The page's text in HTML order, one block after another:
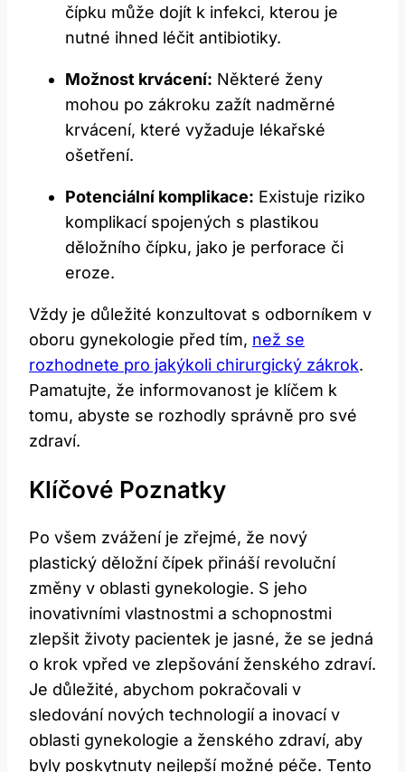
čípku může dojít k infekci, kterou je
nutné ihned léčit antibiotiky.
Možnost krvácení: Některé ženy
mohou po zákroku zažít nadměrné
krvácení, které vyžaduje lékařské
ošetření.
Potenciální komplikace: Existuje riziko
komplikací spojených s plastikou
děložního čípku, jako je perforace či
eroze.
Vždy je důležité konzultovat s odborníkem v
oboru gynekologie před tím, než se
rozhodnete pro jakýkoli chirurgický zákrok.
Pamatujte, že informovanost je klíčem k
tomu, abyste se rozhodly správně pro své
zdraví.
Klíčové Poznatky
Po všem zvážení je zřejmé, že nový
plastický děložní čípek přináší revoluční
změny v oblasti gynekologie. S jeho
inovativními vlastnostmi a schopnostmi
zlepšit životy pacientek je jasné, že se jedná
o krok vpřed ve zlepšování ženského zdraví.
Je důležité, abychom pokračovali v
sledování nových technologií a inovací v
oblasti gynekologie a ženského zdraví, aby
byly poskytnuty nejlepší možné péče. Tento